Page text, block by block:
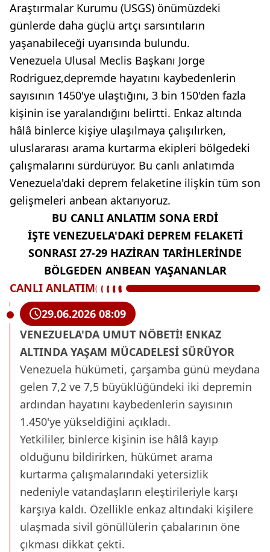
Araştırmalar Kurumu (USGS) önümüzdeki
günlerde daha güçlü artçı sarsıntıların
yaşanabileceği uyarısında bulundu.
Venezuela Ulusal Meclis Başkanı Jorge
Rodriguez,depremde hayatını kaybedenlerin
sayısının 1450'ye ulaştığını, 3 bin 150'den fazla
kişinin ise yaralandığını belirtti. Enkaz altında
hâlâ binlerce kişiye ulaşılmaya çalışılırken,
uluslararası arama kurtarma ekipleri bölgedeki
çalışmalarını sürdürüyor. Bu canlı anlatımda
Venezuela'daki deprem felaketine ilişkin tüm son
gelişmeleri anbean aktarıyoruz.
BU CANLI ANLATIM SONA ERDİ
İŞTE VENEZUELA'DAKİ DEPREM FELAKETİ
SONRASI 27-29 HAZİRAN TARİHLERİNDE
BÖLGEDEN ANBEAN YAŞANANLAR
CANLI ANLATIM
29.06.2026 08:09
VENEZUELA'DA UMUT NÖBETİ! ENKAZ
ALTINDA YAŞAM MÜCADELESİ SÜRÜYOR
Venezuela hükümeti, çarşamba günü meydana
gelen 7,2 ve 7,5 büyüklüğündeki iki depremin
ardından hayatını kaybedenlerin sayısının
1.450'ye yükseldiğini açıkladı.
Yetkililer, binlerce kişinin ise hâlâ kayıp
olduğunu bildirirken, hükümet arama
kurtarma çalışmalarındaki yetersizlik
nedeniyle vatandaşların eleştirileriyle karşı
karşıya kaldı. Özellikle enkaz altındaki kişilere
ulaşmada sivil gönüllülerin çabalarının öne
çıkması dikkat çekti.